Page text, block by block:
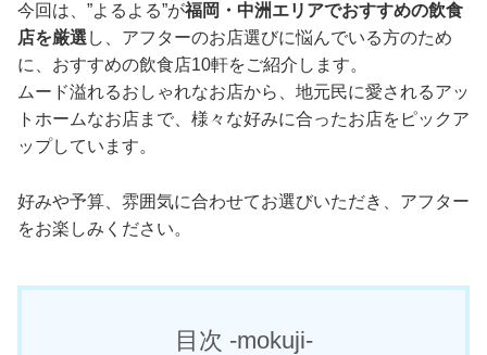
今回は、”よるよる”が福岡・中洲エリアでおすすめの飲食
店を厳選 し、アフターのお店選びに悩んでいる方のため
に、おすすめの飲食店10軒をご紹介します。
ムード溢れるおしゃれなお店から、地元民に愛されるアッ
トホームなお店まで、様々な好みに合ったお店をピックア
ップしています。
好みや予算、雰囲気に合わせてお選びいただき、アフター
をお楽しみください。
目次 -mokuji-